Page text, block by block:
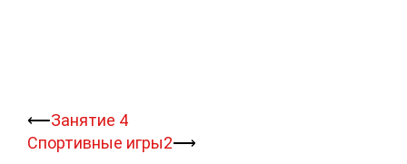
Навигация
записи
⟵Занятие 4
Спортивные игры2⟶